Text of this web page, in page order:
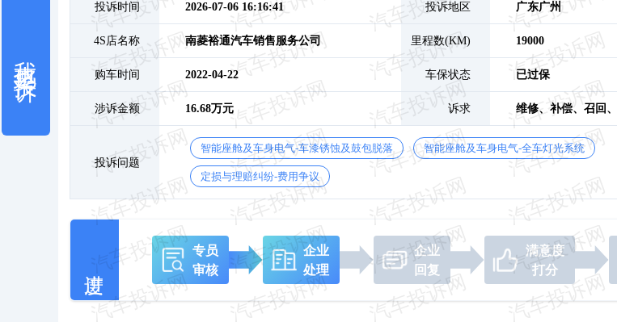
投诉时间 2026-07-06 16:16:41 投诉地区 广东广州
4S店名称 南菱裕通汽车销售服务公司 里程数(KM) 19000
购车时间 2022-04-22 车保状态 已过保
涉诉金额 16.68万元 诉求 维修、 补偿、 召回、
投诉问题
智能座舱及车身电气-车漆锈蚀及鼓包脱落 智能座舱及车身电气-全车灯光系统
定损与理赔纠纷-费用争议
专员
审核
企业
处理
企业
回复
满意度
打分